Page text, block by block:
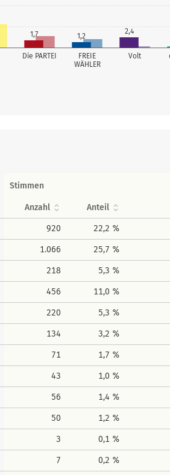
Die PARTEI
FREIE
WÄHLER
Volt
1,7 1,2
2,4
Stimmen
Anzahl Anteil
920 22,2 %
1.066 25,7 %
218 5,3 %
456 11,0 %
220 5,3 %
134 3,2 %
71 1,7 %
43 1,0 %
56 1,4 %
50 1,2 %
3 0,1 %
7 0,2 %